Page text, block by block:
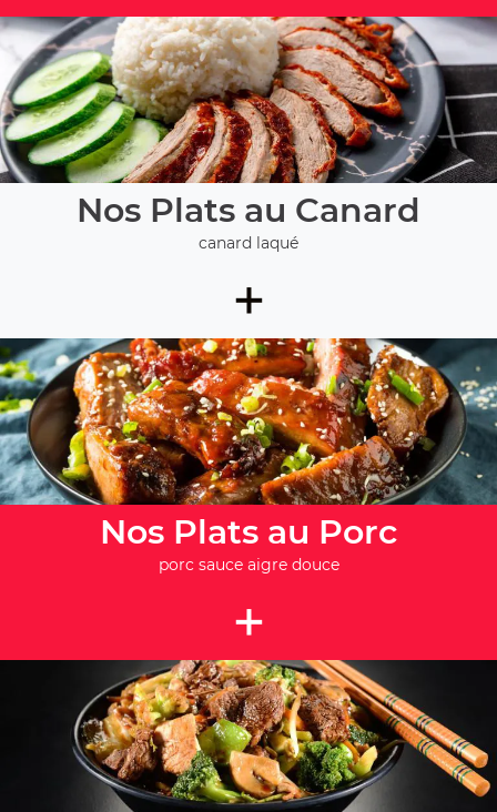
Nos Plats au Canard
canard laqué
+
Nos Plats au Porc
porc sauce aigre douce
+